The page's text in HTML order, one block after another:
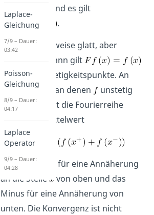
gleichmäßig und es gilt
.
Wenn stückweise glatt, aber
unstetig ist, dann gilt
nur für die Stetigkeitspunkte. An
den Stellen
, an denen
unstetig
ist, konvergiert die Fourierreihe
gegen den Mittelwert
Das Plus steht für eine Annäherung
an die Stelle
von oben und das
Minus für eine Annäherung von
unten. Die Konvergenz ist nicht
Laplace-
Gleichung
7/9 – Dauer:
03:42
Poisson-
Gleichung
8/9 – Dauer:
04:17
Laplace
Operator
9/9 – Dauer:
04:28